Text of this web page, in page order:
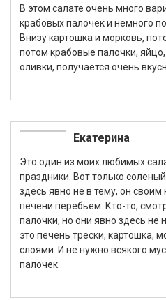
В этом салате очень много
крабовых палочек и немного
Внизу картошка и морковь,
потом крабовые палочки,
оливки, получается очень
Екатерина
Это один из моих любимых
праздники. Вот только
здесь явно не в тему, он
печени перебьем. Кто-то,
палочки, но они явно здесь
это печень трески, картошка,
слоями. И не нужно всякого
палочек.